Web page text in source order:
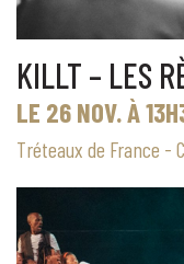
KILLT – LES
LE 26 NOV. À
Tréteaux de France -